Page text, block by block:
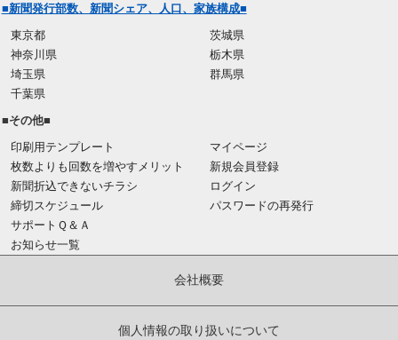
■新聞発行部数、新聞シェア、人口、家族構成■
東京都
神奈川県
埼玉県
千葉県
茨城県
栃木県
群馬県
■その他■
印刷用テンプレート
枚数よりも回数を増やすメリット
新聞折込できないチラシ
締切スケジュール
サポートＱ＆Ａ
お知らせ一覧
マイページ
新規会員登録
ログイン
パスワードの再発行
会社概要
個人情報の取り扱いについて